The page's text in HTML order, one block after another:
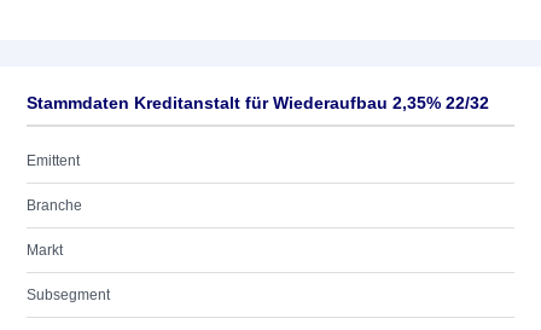
Stammdaten Kreditanstalt für Wiederaufbau 2,35% 22/32
Emittent
Branche
Markt
Subsegment